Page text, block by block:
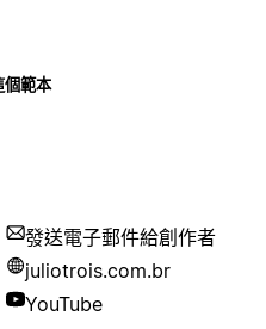
個範本
發送電子郵件給創作者
juliotrois.com.br
YouTube